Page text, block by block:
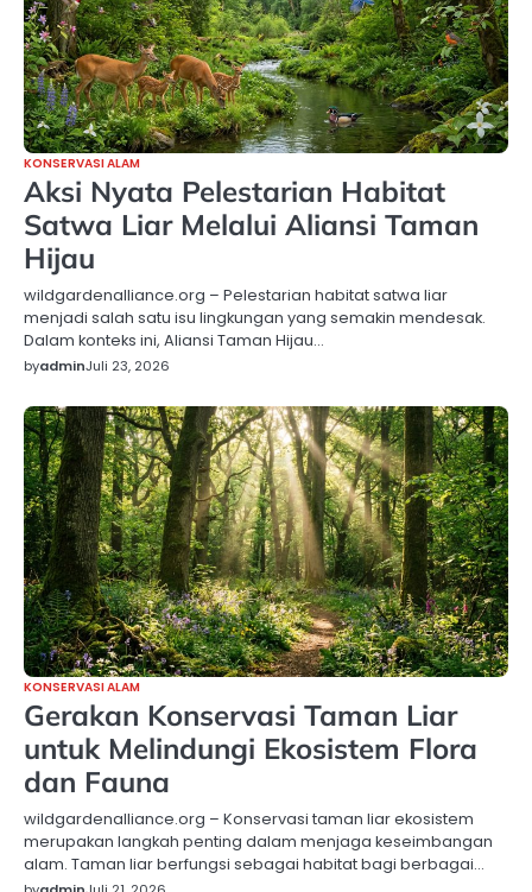
KONSERVASI ALAM
Aksi Nyata Pelestarian Habitat
Satwa Liar Melalui Aliansi Taman
Hijau
wildgardenalliance.org – Pelestarian habitat satwa liar
menjadi salah satu isu lingkungan yang semakin mendesak.
Dalam konteks ini, Aliansi Taman Hijau…
byadminJuli 23, 2026
KONSERVASI ALAM
Gerakan Konservasi Taman Liar
untuk Melindungi Ekosistem Flora
dan Fauna
wildgardenalliance.org – Konservasi taman liar ekosistem
merupakan langkah penting dalam menjaga keseimbangan
alam. Taman liar berfungsi sebagai habitat bagi berbagai…